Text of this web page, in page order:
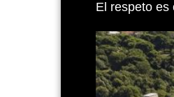
El respeto es